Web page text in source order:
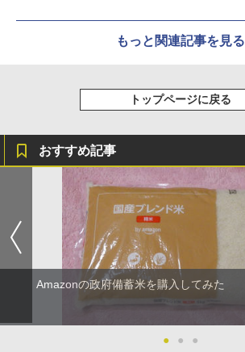
もっと関連記事を見る
トップページに戻る
おすすめ記事
Amazonの政府備蓄米を購入してみた
● ● ●